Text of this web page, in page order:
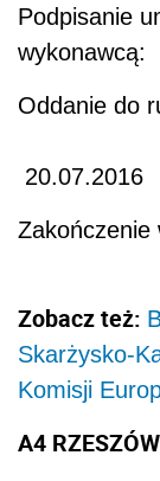
Podpisanie
Oddanie do
20.07.2016
Zakończenie
Zobacz też:
Skarżysko-
Komisji
A4